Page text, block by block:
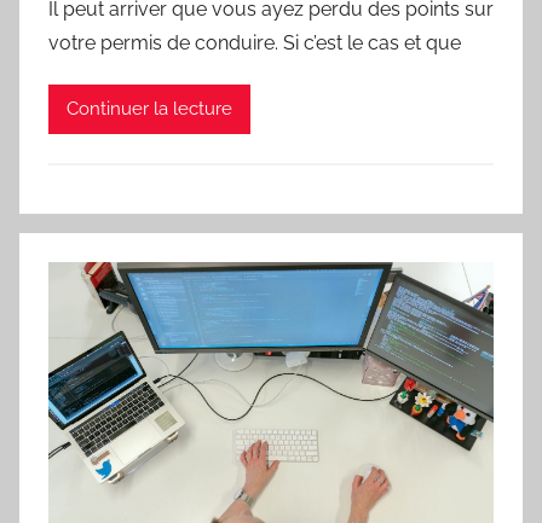
Il peut arriver que vous ayez perdu des points sur
votre permis de conduire. Si c’est le cas et que
Continuer la lecture